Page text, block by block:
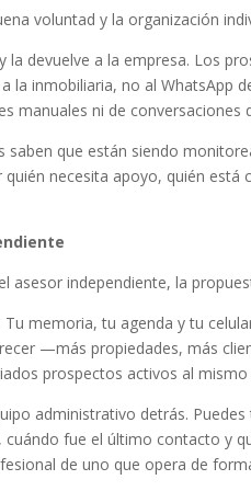
voluntad y la organización
devuelve a la empresa. Los
la inmobiliaria, no al WhatsApp
manuales ni de conversaciones
saben que están siendo
necesita apoyo, quién está
asesor independiente, la
memoria, tu agenda y tu
—más propiedades, más
prospectos activos al
administrativo detrás.
fue el último contacto y
de uno que opera de